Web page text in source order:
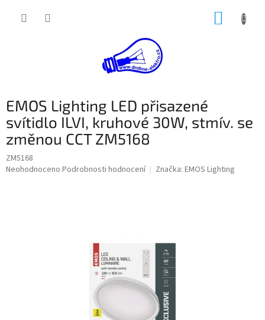
EMOS Lighting LED přisazené
svítidlo ILVI, kruhové 30W, stmív. se
změnou CCT ZM5168
ZM5168
Průměrné
Neohodnoceno Podrobnosti hodnocení Značka: EMOS Lighting